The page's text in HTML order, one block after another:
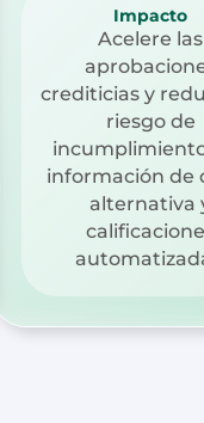
Impacto
Acelere las
crediticias y
riesgo de
información de
alternativa